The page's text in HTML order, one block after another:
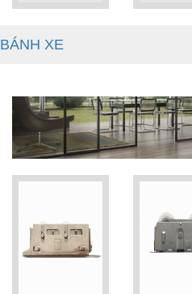
BÁNH XE